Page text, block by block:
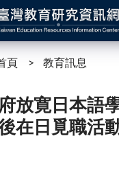
頁 教育訊息
放寛日本語
在日覓職活